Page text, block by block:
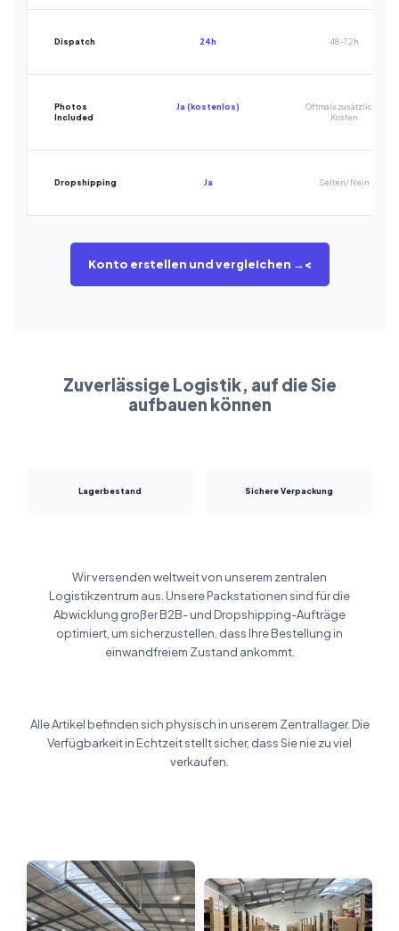
Dispatch 24h 48-72h
Photos
Included
Ja (kostenlos)
Oftmals zusätzliche
Kosten
Dropshipping Ja Selten / Nein
Konto erstellen und vergleichen →<
Zuverlässige Logistik, auf die Sie
aufbauen können
Lagerbestand Sichere Verpackung
Wir versenden weltweit von unserem zentralen
Logistikzentrum aus. Unsere Packstationen sind für die
Abwicklung großer B2B- und Dropshipping-Aufträge
optimiert, um sicherzustellen, dass Ihre Bestellung in
einwandfreiem Zustand ankommt.
Alle Artikel befinden sich physisch in unserem Zentrallager. Die
Verfügbarkeit in Echtzeit stellt sicher, dass Sie nie zu viel
verkaufen.